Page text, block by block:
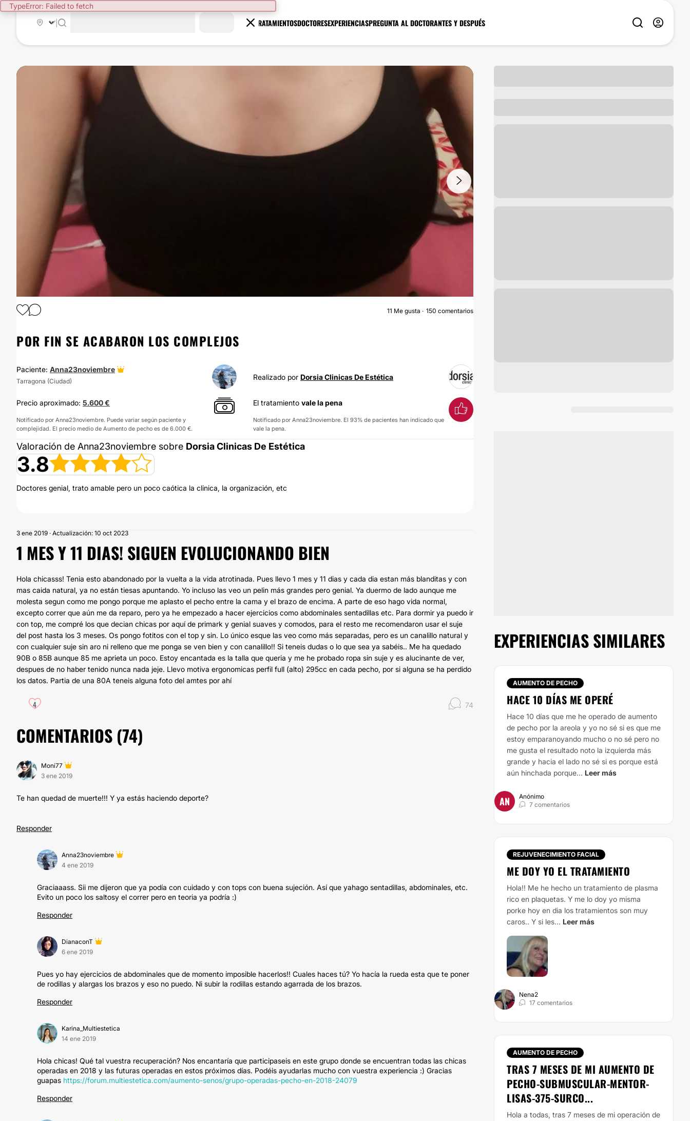
TypeError: Failed to fetch
TRATAMIENTOSDOCTORESEXPERIENCIASPREGUNTA AL DOCTORANTES Y DESPUÉS
AUMENTO DE PECHO
11 Me gusta 150 comentarios
POR FIN SE ACABARON LOS COMPLEJOS
Paciente: Anna23noviembre
Tarragona (Ciudad) Realizado por Dorsia Clinicas De Estética
Precio aproximado: 5.600 €
Notificado por Anna23noviembre. Puede variar según paciente y
complejidad. El precio medio de Aumento de pecho es de 6.000 €.
El tratamiento vale la pena
Notificado por Anna23noviembre. El 93% de pacientes han indicado que
vale la pena.
Valoración de Anna23noviembre sobre Dorsia Clinicas De Estética
3.8
Doctores genial, trato amable pero un poco caótica la clinica, la organización, etc
3 ene 2019 · Actualización: 10 oct 2023
1 MES Y 11 DIAS! SIGUEN EVOLUCIONANDO BIEN
Hola chicasss! Tenia esto abandonado por la vuelta a la vida atrotinada. Pues llevo 1 mes y 11 dias y cada dia estan más blanditas y con
mas caida natural, ya no están tiesas apuntando. Yo incluso las veo un pelin más grandes pero genial. Ya duermo de lado aunque me
molesta segun como me pongo porque me aplasto el pecho entre la cama y el brazo de encima. A parte de eso hago vida normal,
excepto correr que aún me da reparo, pero ya he empezado a hacer ejercicios como abdominales sentadillas etc. Para dormir ya puedo ir
con top, me compré los que decian chicas por aquí de primark y genial suaves y comodos, para el resto me recomendaron usar el suje
del post hasta los 3 meses. Os pongo fotitos con el top y sin. Lo único esque las veo como más separadas, pero es un canalillo natural y
con cualquier suje sin aro ni relleno que me ponga se ven bien y con canalillo!! Si teneis dudas o lo que sea ya sabéis.. Me ha quedado
90B o 85B aunque 85 me aprieta un poco. Estoy encantada es la talla que queria y me he probado ropa sin suje y es alucinante de ver,
despues de no haber tenido nunca nada jeje. Llevo motiva ergonomicas perfil full (alto) 295cc en cada pecho, por si alguna se ha perdido
los datos. Partia de una 80A teneis alguna foto del amtes por ahí
4 74
COMENTARIOS (74)
Moni77
3 ene 2019
Te han quedad de muerte!!! Y ya estás haciendo deporte?
Responder
Anna23noviembre
4 ene 2019
Graciaaass. Sii me dijeron que ya podía con cuidado y con tops con buena sujeción. Así que yahago sentadillas, abdominales, etc.
Evito un poco los saltosy el correr pero en teoria ya podría :)
Responder
DianaconT
6 ene 2019
Pues yo hay ejercicios de abdominales que de momento imposible hacerlos!! Cuales haces tú? Yo hacía la rueda esta que te poner
de rodillas y alargas los brazos y eso no puedo. Ni subir la rodillas estando agarrada de los brazos.
Responder
Karina_Multiestetica
14 ene 2019
Hola chicas! Qué tal vuestra recuperación? Nos encantaría que participaseis en este grupo donde se encuentran todas las chicas
operadas en 2018 y las futuras operadas en estos próximos días. Podéis ayudarlas mucho con vuestra experiencia :) Gracias
guapas https://forum.multiestetica.com/aumento-senos/grupo-operadas-pecho-en-2018-24079
Responder
EXPERIENCIAS SIMILARES
AUMENTO DE PECHO
HACE 10 DÍAS ME OPERÉ
Hace 10 días que me he operado de aumento
de pecho por la areola y yo no sé si es que me
estoy emparanoyando mucho o no sé pero no
me gusta el resultado noto la izquierda más
grande y hacia el lado no sé si es porque está
aún hinchada porque... Leer más
AN
Anónimo
7 comentarios
REJUVENECIMIENTO FACIAL
ME DOY YO EL TRATAMIENTO
Hola!! Me he hecho un tratamiento de plasma
rico en plaquetas. Y me lo doy yo misma
porke hoy en dia los tratamientos son muy
caros.. Y si les... Leer más
Nena2
17 comentarios
AUMENTO DE PECHO
TRAS 7 MESES DE MI AUMENTO DE
PECHO-SUBMUSCULAR-MENTOR-
LISAS-375-SURCO...
Hola a todas, tras 7 meses de mi operación de